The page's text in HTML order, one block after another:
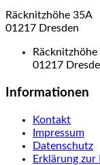
Räcknitzhöhe 35A
01217 Dresden
01217
Informationen
Kontakt
Impressum
Datenschutz
Erklärung